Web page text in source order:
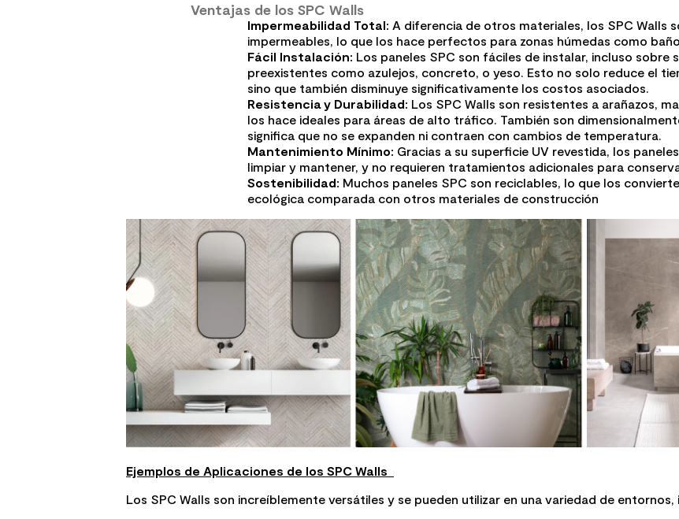
Ventajas de los SPC Walls
Impermeabilidad Total: A diferencia de otros materiales, los SPC Walls
impermeables, lo que los hace perfectos para zonas húmedas como
Fácil Instalación: Los paneles SPC son fáciles de instalar, incluso sobre
preexistentes como azulejos, concreto, o yeso. Esto no solo reduce el
sino que también disminuye significativamente los costos asociados.
Resistencia y Durabilidad: Los SPC Walls son resistentes a arañazos,
los hace ideales para áreas de alto tráfico. También son
significa que no se expanden ni contraen con cambios de temperatura.
Mantenimiento Mínimo: Gracias a su superficie UV revestida, los
limpiar y mantener, y no requieren tratamientos adicionales para
Sostenibilidad: Muchos paneles SPC son reciclables, lo que los
ecológica comparada con otros materiales de construcción​
Ejemplos de Aplicaciones de los SPC Walls
Los SPC Walls son increíblemente versátiles y se pueden utilizar en una variedad de entornos,